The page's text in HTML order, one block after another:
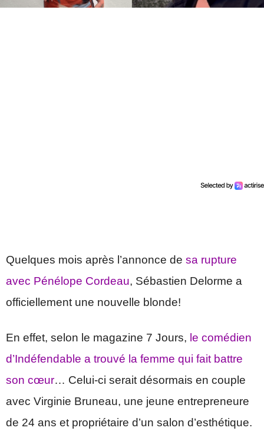
Quelques mois après l’annonce de sa rupture
avec Pénélope Cordeau, Sébastien Delorme a
officiellement une nouvelle blonde!
En effet, selon le magazine 7 Jours, le comédien
d’Indéfendable a trouvé la femme qui fait battre
son cœur… Celui-ci serait désormais en couple
avec Virginie Bruneau, une jeune entrepreneure
de 24 ans et propriétaire d’un salon d’esthétique.